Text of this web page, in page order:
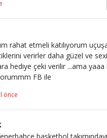
rahat etmeli katılıyorum
verirler daha güzel ve sexi
hediye çeki verilir ...ama
FB ile
önce
basketbol